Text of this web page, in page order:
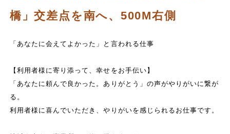
橋」交差点を南へ、500M右側
「あなたに会えてよかった」と言われる仕事
【利用者様に寄り添って、幸せをお手伝い】
「あなたに頼んで良かった。ありがとう」の声がやりがいに繋が
る。
利用者様に喜んでいただき、やりがいを感じられるお仕事です。